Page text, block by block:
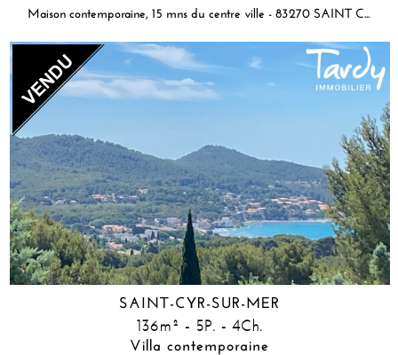
Maison contemporaine, 15 mns du centre ville - 83270 SAINT CYR SUR MER
SAINT-CYR-SUR-MER
136m² - 5P. - 4Ch.
Villa contemporaine